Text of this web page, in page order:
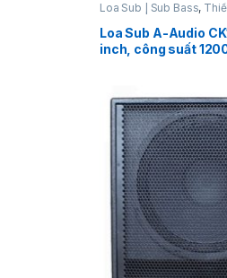
Loa Sub | Sub Bass,
karaoke | KTV
Loa Sub A-Audio
inch, công suất